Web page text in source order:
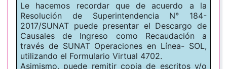
Le hacemos recordar que de acuerdo a la
Resolución de Superintendencia N° 184-
2017/SUNAT puede presentar el Descargo de
Causales de Ingreso como Recaudación a
través de SUNAT Operaciones en Línea- SOL,
utilizando el Formulario Virtual 4702.
Asimismo, puede remitir copia de escritos y/o